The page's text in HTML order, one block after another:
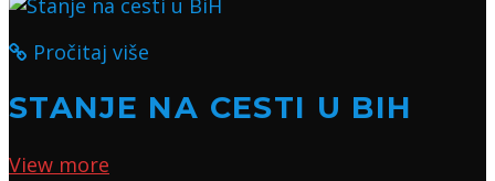
Pročitaj više
STANJE NA CESTI U BIH
View more